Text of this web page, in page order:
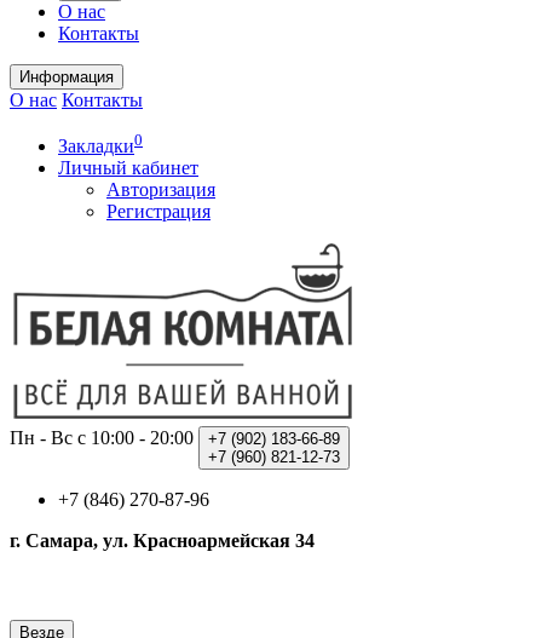
О нас
Контакты
Информация
О нас Контакты
Закладки0
Личный кабинет
Авторизация
Регистрация
Пн - Вс с 10:00 - 20:00 +7 (902) 183-66-89
+7 (960) 821-12-73
+7 (846) 270-87-96
г. Самара, ул. Красноармейская 34
Везде